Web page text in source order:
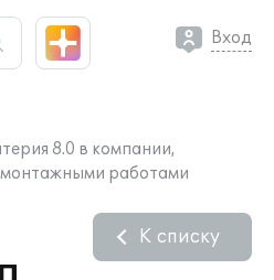
Вход
8.0 в компании,
работами
К списку